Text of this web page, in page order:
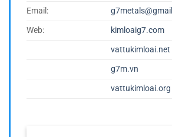
Email:
Web:
kimloaig7.com
vattukimloai.net
g7m.vn
vattukimloai.org